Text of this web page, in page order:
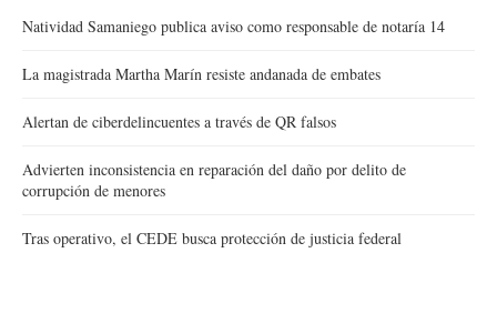
Natividad Samaniego publica aviso como responsable de notaría 14
La magistrada Martha Marín resiste andanada de embates
Alertan de ciberdelincuentes a través de QR falsos
Advierten inconsistencia en reparación del daño por delito de
corrupción de menores
Tras operativo, el CEDE busca protección de justicia federal